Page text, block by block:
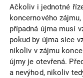
Ačkoliv i jednotné
koncernového
případná újma musí
pokud by újma sice
nikoliv v zájmu
újmy je otevřená.
a nevýhod, nikoliv